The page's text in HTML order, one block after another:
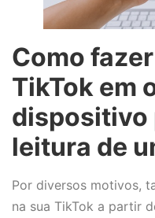
Como
TikTok em
dispositivo
leitura de
Por diversos motivos,
na sua TikTok a partir